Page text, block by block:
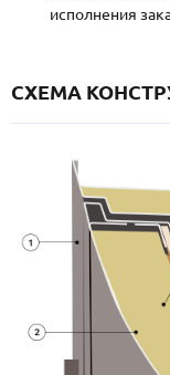
исполнения
СХЕМА